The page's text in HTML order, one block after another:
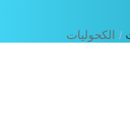
/ الكحوليات